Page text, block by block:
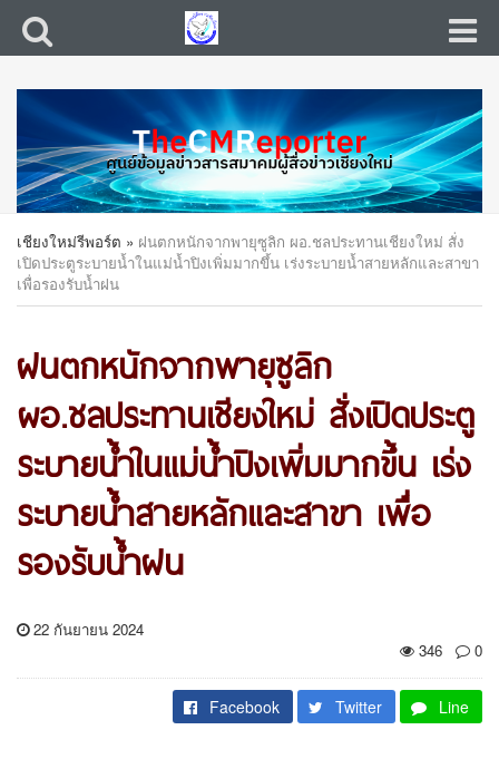
เชียงใหม่รีพอร์ต » ฝนตกหนักจากพายุซูลิก ผอ.ชลประทานเชียงใหม่ สั่ง
เปิดประตูระบายน้ำในแม่น้ำปิงเพิ่มมากขึ้น เร่งระบายน้ำสายหลักและสาขา
เพื่อรองรับน้ำฝน
ฝนตกหนักจากพายุซูลิก
ผอ.ชลประทานเชียงใหม่ สั่งเปิดประตู
ระบายน้ำในแม่น้ำปิงเพิ่มมากขึ้น เร่ง
ระบายน้ำสายหลักและสาขา เพื่อ
รองรับน้ำฝน
22 กันยายน 2024
346
0
Facebook Twitter Line